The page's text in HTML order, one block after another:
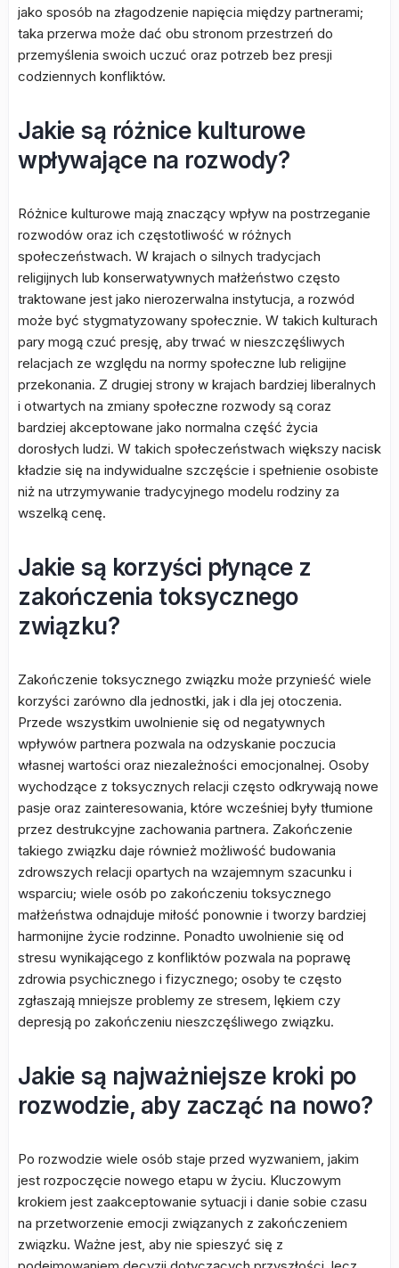
jako sposób na złagodzenie napięcia między partnerami;
taka przerwa może dać obu stronom przestrzeń do
przemyślenia swoich uczuć oraz potrzeb bez presji
codziennych konfliktów.
Jakie są różnice kulturowe
wpływające na rozwody?
Różnice kulturowe mają znaczący wpływ na postrzeganie
rozwodów oraz ich częstotliwość w różnych
społeczeństwach. W krajach o silnych tradycjach
religijnych lub konserwatywnych małżeństwo często
traktowane jest jako nierozerwalna instytucja, a rozwód
może być stygmatyzowany społecznie. W takich kulturach
pary mogą czuć presję, aby trwać w nieszczęśliwych
relacjach ze względu na normy społeczne lub religijne
przekonania. Z drugiej strony w krajach bardziej liberalnych
i otwartych na zmiany społeczne rozwody są coraz
bardziej akceptowane jako normalna część życia
dorosłych ludzi. W takich społeczeństwach większy nacisk
kładzie się na indywidualne szczęście i spełnienie osobiste
niż na utrzymywanie tradycyjnego modelu rodziny za
wszelką cenę.
Jakie są korzyści płynące z
zakończenia toksycznego
związku?
Zakończenie toksycznego związku może przynieść wiele
korzyści zarówno dla jednostki, jak i dla jej otoczenia.
Przede wszystkim uwolnienie się od negatywnych
wpływów partnera pozwala na odzyskanie poczucia
własnej wartości oraz niezależności emocjonalnej. Osoby
wychodzące z toksycznych relacji często odkrywają nowe
pasje oraz zainteresowania, które wcześniej były tłumione
przez destrukcyjne zachowania partnera. Zakończenie
takiego związku daje również możliwość budowania
zdrowszych relacji opartych na wzajemnym szacunku i
wsparciu; wiele osób po zakończeniu toksycznego
małżeństwa odnajduje miłość ponownie i tworzy bardziej
harmonijne życie rodzinne. Ponadto uwolnienie się od
stresu wynikającego z konfliktów pozwala na poprawę
zdrowia psychicznego i fizycznego; osoby te często
zgłaszają mniejsze problemy ze stresem, lękiem czy
depresją po zakończeniu nieszczęśliwego związku.
Jakie są najważniejsze kroki po
rozwodzie, aby zacząć na nowo?
Po rozwodzie wiele osób staje przed wyzwaniem, jakim
jest rozpoczęcie nowego etapu w życiu. Kluczowym
krokiem jest zaakceptowanie sytuacji i danie sobie czasu
na przetworzenie emocji związanych z zakończeniem
związku. Ważne jest, aby nie spieszyć się z